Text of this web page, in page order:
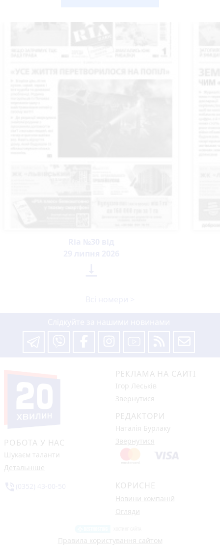
РОБОТА У НАС
Шукаєм таланти
Детальніше
РЕКЛАМА НА САЙТІ
Ігор Леськів
Звернутися
РЕДАКТОРИ
Наталія Бурлаку
Звернутися
КОРИСНЕ
Новини компаній
Огляди
Правила користування сайтом